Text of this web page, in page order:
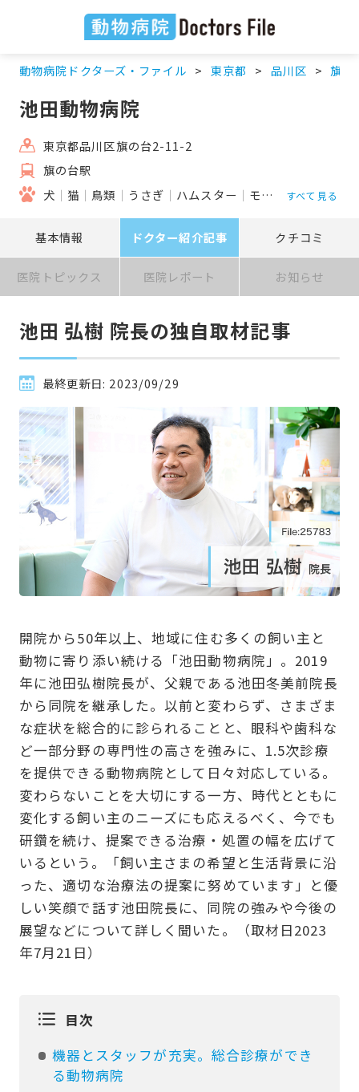
動物病院ドクターズ・ファイル 東京都 品川区 旗の
池田動物病院
東京都品川区旗の台2-11-2
旗の台駅
犬
猫 鳥類 うさぎ ハムスター モルモット すべて見る
基本情報 ドクター紹介記事 クチコミ
医院トピックス 医院レポート お知らせ
池田 弘樹 院長の独自取材記事
最終更新日: 2023/09/29
開院から50年以上、地域に住む多くの飼い主と
動物に寄り添い続ける「池田動物病院」。2019
年に池田弘樹院長が、父親である池田冬美前院長
から同院を継承した。以前と変わらず、さまざま
な症状を総合的に診られることと、眼科や歯科な
ど一部分野の専門性の高さを強みに、1.5次診療
を提供できる動物病院として日々対応している。
変わらないことを大切にする一方、時代とともに
変化する飼い主のニーズにも応えるべく、今でも
研鑽を続け、提案できる治療・処置の幅を広げて
いるという。「飼い主さまの希望と生活背景に沿
った、適切な治療法の提案に努めています」と優
しい笑顔で話す池田院長に、同院の強みや今後の
展望などについて詳しく聞いた。（取材日2023
年7月21日）
目次
機器とスタッフが充実。総合診療ができ
る動物病院